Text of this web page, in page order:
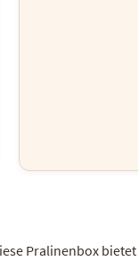
Pralinenbox